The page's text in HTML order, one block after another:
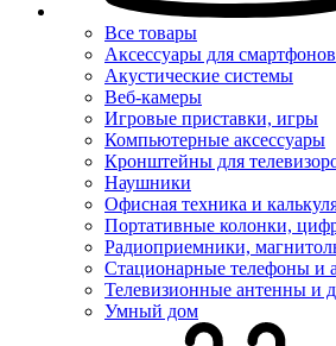
Все товары
Аксессуары для смартфонов
Акустические системы
Веб-камеры
Игровые приставки, игры
Компьютерные аксессуары
Кронштейны для
Наушники
Офисная техника и
Портативные колонки,
Радиоприемники,
Стационарные телефоны и
Телевизионные антенны и
Умный дом